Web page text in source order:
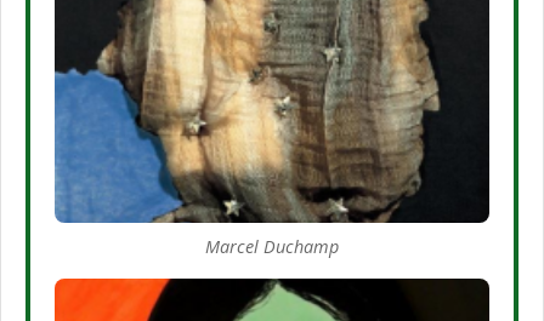
Marcel Duchamp